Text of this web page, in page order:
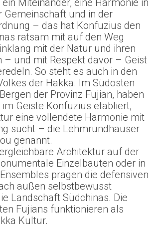
Miteinander, eine Harmonie in
Gemeinschaft und in der
– das hat Konfuzius den
ratsam mit auf den Weg
mit der Natur und ihren
– und mit Respekt davor – Geist
So steht es auch in den
der Hakka. Im Südosten
der Provinz Fujian, haben
Geiste Konfuzius etabliert,
eine vollendete Harmonie mit
sucht – die Lehmrundhäuser
genannt.
Architektur auf der
Einzelbauten oder in
prägen die defensiven
außen selbstbewusst
Landschaft Südchinas. Die
Fujians funktionieren als
Kultur.